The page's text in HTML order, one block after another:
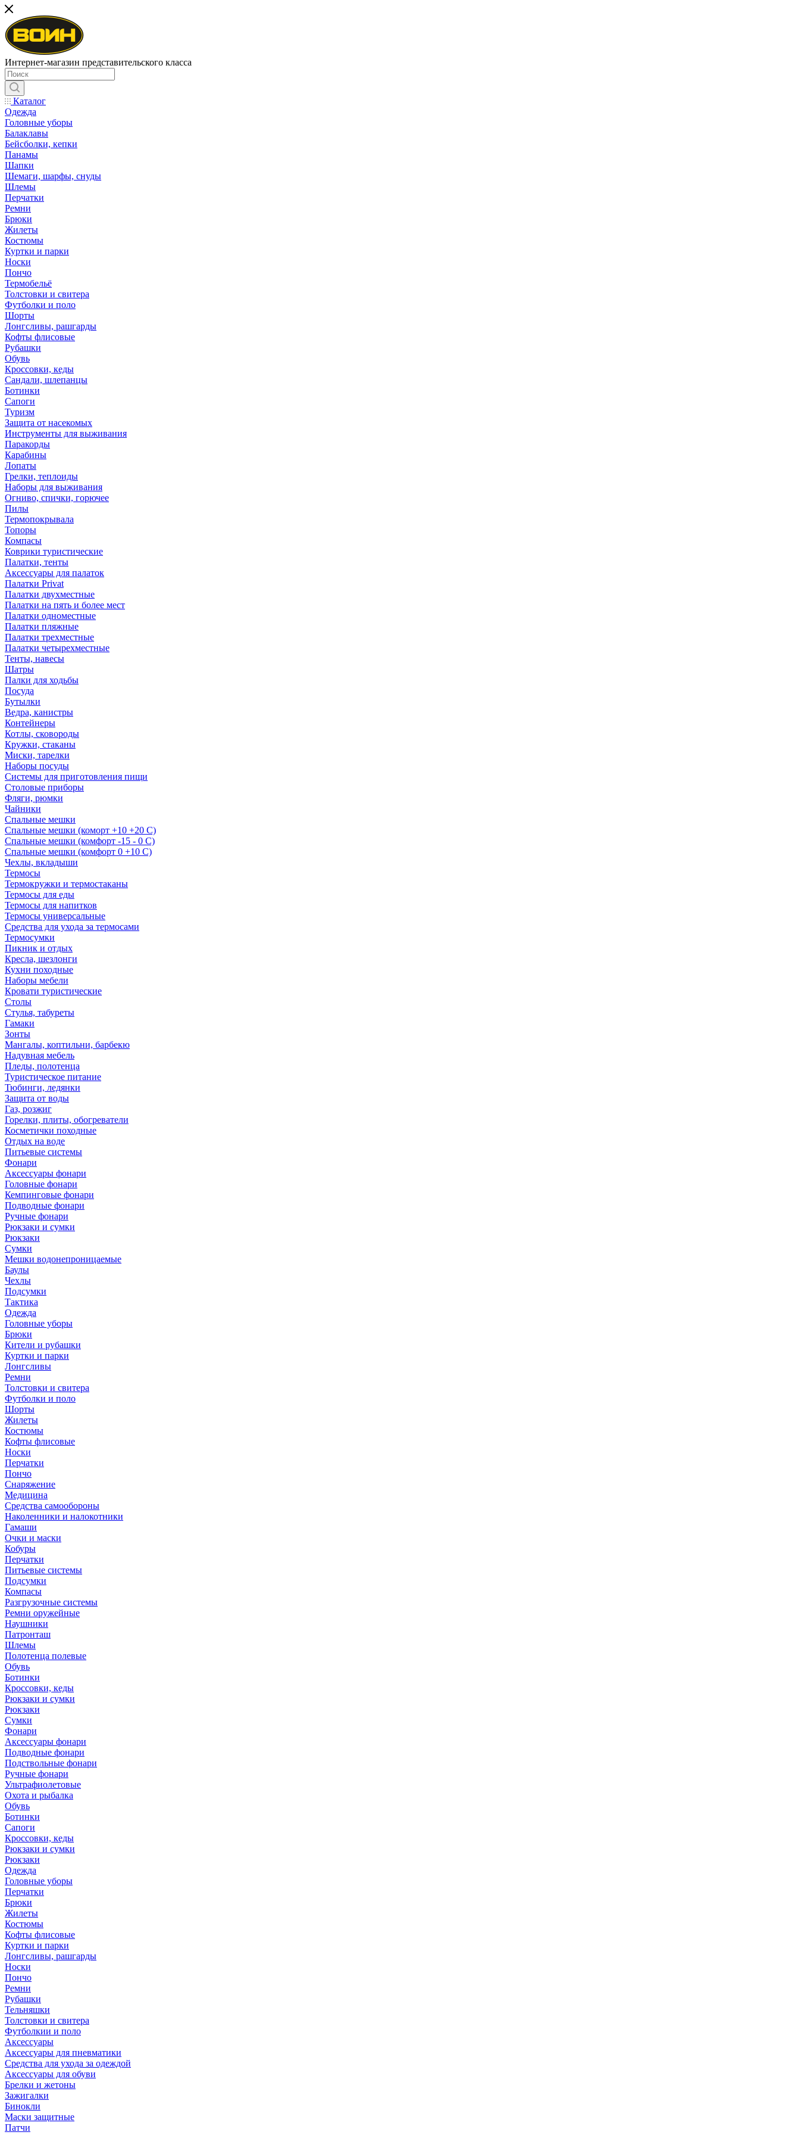
Интернет-магазин представительского класса
Каталог
Одежда
Головные уборы
Балаклавы
Бейсболки, кепки
Панамы
Шапки
Шемаги, шарфы, снуды
Шлемы
Перчатки
Ремни
Брюки
Жилеты
Костюмы
Куртки и парки
Носки
Пончо
Термобельё
Толстовки и свитера
Футболки и поло
Шорты
Лонгсливы, рашгарды
Кофты флисовые
Рубашки
Обувь
Кроссовки, кеды
Сандали, шлепанцы
Ботинки
Сапоги
Туризм
Защита от насекомых
Инструменты для выживания
Паракорды
Карабины
Лопаты
Грелки, теплоиды
Наборы для выживания
Огниво, спички, горючее
Пилы
Термопокрывала
Топоры
Компасы
Коврики туристические
Палатки, тенты
Аксессуары для палаток
Палатки Privat
Палатки двухместные
Палатки на пять и более мест
Палатки одноместные
Палатки пляжные
Палатки трехместные
Палатки четырехместные
Тенты, навесы
Шатры
Палки для ходьбы
Посуда
Бутылки
Ведра, канистры
Контейнеры
Котлы, сковороды
Кружки, стаканы
Миски, тарелки
Наборы посуды
Системы для приготовления пищи
Столовые приборы
Фляги, рюмки
Чайники
Спальные мешки
Спальные мешки (коморт +10 +20 С)
Спальные мешки (комфорт -15 - 0 С)
Спальные мешки (комфорт 0 +10 С)
Чехлы, вкладыши
Термосы
Термокружки и термостаканы
Термосы для еды
Термосы для напитков
Термосы универсальные
Средства для ухода за термосами
Термосумки
Пикник и отдых
Кресла, шезлонги
Кухни походные
Наборы мебели
Кровати туристические
Столы
Стулья, табуреты
Гамаки
Зонты
Мангалы, коптильни, барбекю
Надувная мебель
Пледы, полотенца
Туристическое питание
Тюбинги, ледянки
Защита от воды
Газ, розжиг
Горелки, плиты, обогреватели
Косметички походные
Отдых на воде
Питьевые системы
Фонари
Аксессуары фонари
Головные фонари
Кемпинговые фонари
Подводные фонари
Ручные фонари
Рюкзаки и сумки
Рюкзаки
Сумки
Мешки водонепроницаемые
Баулы
Чехлы
Подсумки
Тактика
Одежда
Головные уборы
Брюки
Кители и рубашки
Куртки и парки
Лонгсливы
Ремни
Толстовки и свитера
Футболки и поло
Шорты
Жилеты
Костюмы
Кофты флисовые
Носки
Перчатки
Пончо
Снаряжение
Медицина
Средства самообороны
Наколенники и налокотники
Гамаши
Очки и маски
Кобуры
Перчатки
Питьевые системы
Подсумки
Компасы
Разгрузочные системы
Ремни оружейные
Наушники
Патронташ
Шлемы
Полотенца полевые
Обувь
Ботинки
Кроссовки, кеды
Рюкзаки и сумки
Рюкзаки
Сумки
Фонари
Аксессуары фонари
Подводные фонари
Подствольные фонари
Ручные фонари
Ультрафиолетовые
Охота и рыбалка
Обувь
Ботинки
Сапоги
Кроссовки, кеды
Рюкзаки и сумки
Рюкзаки
Одежда
Головные уборы
Перчатки
Брюки
Жилеты
Костюмы
Кофты флисовые
Куртки и парки
Лонгсливы, рашгарды
Носки
Пончо
Ремни
Рубашки
Тельняшки
Толстовки и свитера
Футболкии и поло
Аксессуары
Аксессуары для пневматики
Средства для ухода за одеждой
Аксессуары для обуви
Брелки и жетоны
Зажигалки
Бинокли
Маски защитные
Патчи